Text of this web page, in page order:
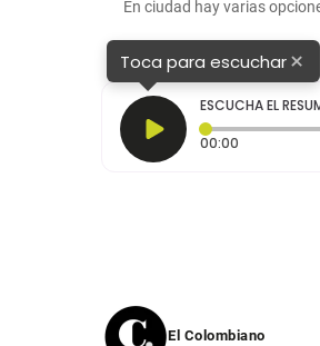
En ciudad hay varias
Toca para escuchar×
ESCUCHA EL
00:00
El Colombiano